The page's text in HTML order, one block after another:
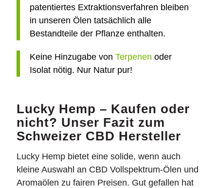
patentiertes Extraktionsverfahren bleiben
in unseren Ölen tatsächlich alle
Bestandteile der Pflanze enthalten.
Keine Hinzugabe von Terpenen oder
Isolat nötig. Nur Natur pur!
Lucky Hemp – Kaufen oder
nicht? Unser Fazit zum
Schweizer CBD Hersteller
Lucky Hemp bietet eine solide, wenn auch
kleine Auswahl an CBD Vollspektrum-Ölen und
Aromaölen zu fairen Preisen. Gut gefallen hat